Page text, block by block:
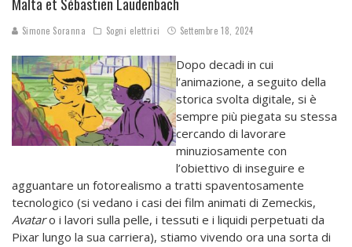
Malta et Sébastien Laudenbach
Simone Soranna Sogni elettrici Settembre 18, 2024
Dopo decadi in cui
l’animazione, a seguito della
storica svolta digitale, si è
sempre più piegata su stessa
cercando di lavorare
minuziosamente con
l’obiettivo di inseguire e
agguantare un fotorealismo a tratti spaventosamente
tecnologico (si vedano i casi dei film animati di Zemeckis,
Avataro i lavori sulla pelle, i tessuti e i liquidi perpetuati da
Pixar lungo la sua carriera), stiamo vivendo ora una sorta di